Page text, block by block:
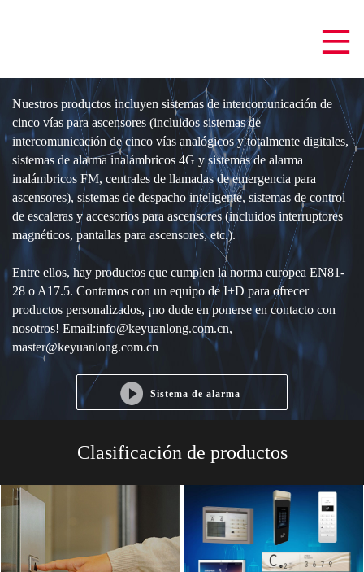
Nuestros productos incluyen sistemas de intercomunicación de
cinco vías para ascensores (incluidos sistemas de
intercomunicación de cinco vías analógicos y totalmente digitales,
sistemas de alarma inalámbricos 4G y sistemas de alarma
inalámbricos FM, centrales de llamadas de emergencia para
ascensores), sistemas de despacho inteligente, sistemas de control
de escaleras y accesorios para ascensores (incluidos interruptores
magnéticos, pantallas para ascensores, etc.).
Entre ellos, hay productos que cumplen la norma europea EN81-
28 o A17.5. Contamos con un equipo de I+D para ofrecer
productos personalizados, ¡no dude en ponerse en contacto con
nosotros! Email:info@keyuanlong.com.cn,
master@keyuanlong.com.cn
Sistema de alarma
Perfil de la empresa
Clasificación de productos